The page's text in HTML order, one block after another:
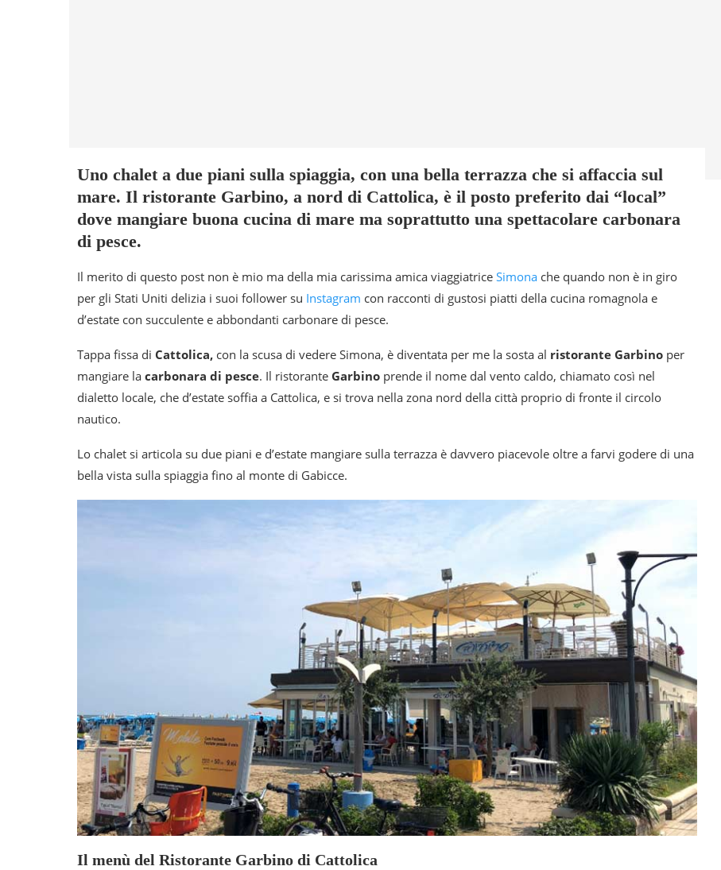
Uno chalet a due piani sulla spiaggia, con una bella terrazza che si affaccia sul
mare. Il ristorante Garbino, a nord di Cattolica, è il posto preferito dai “local”
dove mangiare buona cucina di mare ma soprattutto una spettacolare carbonara
di pesce.
Il merito di questo post non è mio ma della mia carissima amica viaggiatrice Simona che quando non è in giro
per gli Stati Uniti delizia i suoi follower su Instagram con racconti di gustosi piatti della cucina romagnola e
d’estate con succulente e abbondanti carbonare di pesce.
Tappa fissa di Cattolica, con la scusa di vedere Simona, è diventata per me la sosta al ristorante Garbino per
mangiare la carbonara di pesce. Il ristorante Garbino prende il nome dal vento caldo, chiamato così nel
dialetto locale, che d’estate soffia a Cattolica, e si trova nella zona nord della città proprio di fronte il circolo
nautico.
Lo chalet si articola su due piani e d’estate mangiare sulla terrazza è davvero piacevole oltre a farvi godere di una
bella vista sulla spiaggia fino al monte di Gabicce.
Il menù del Ristorante Garbino di Cattolica